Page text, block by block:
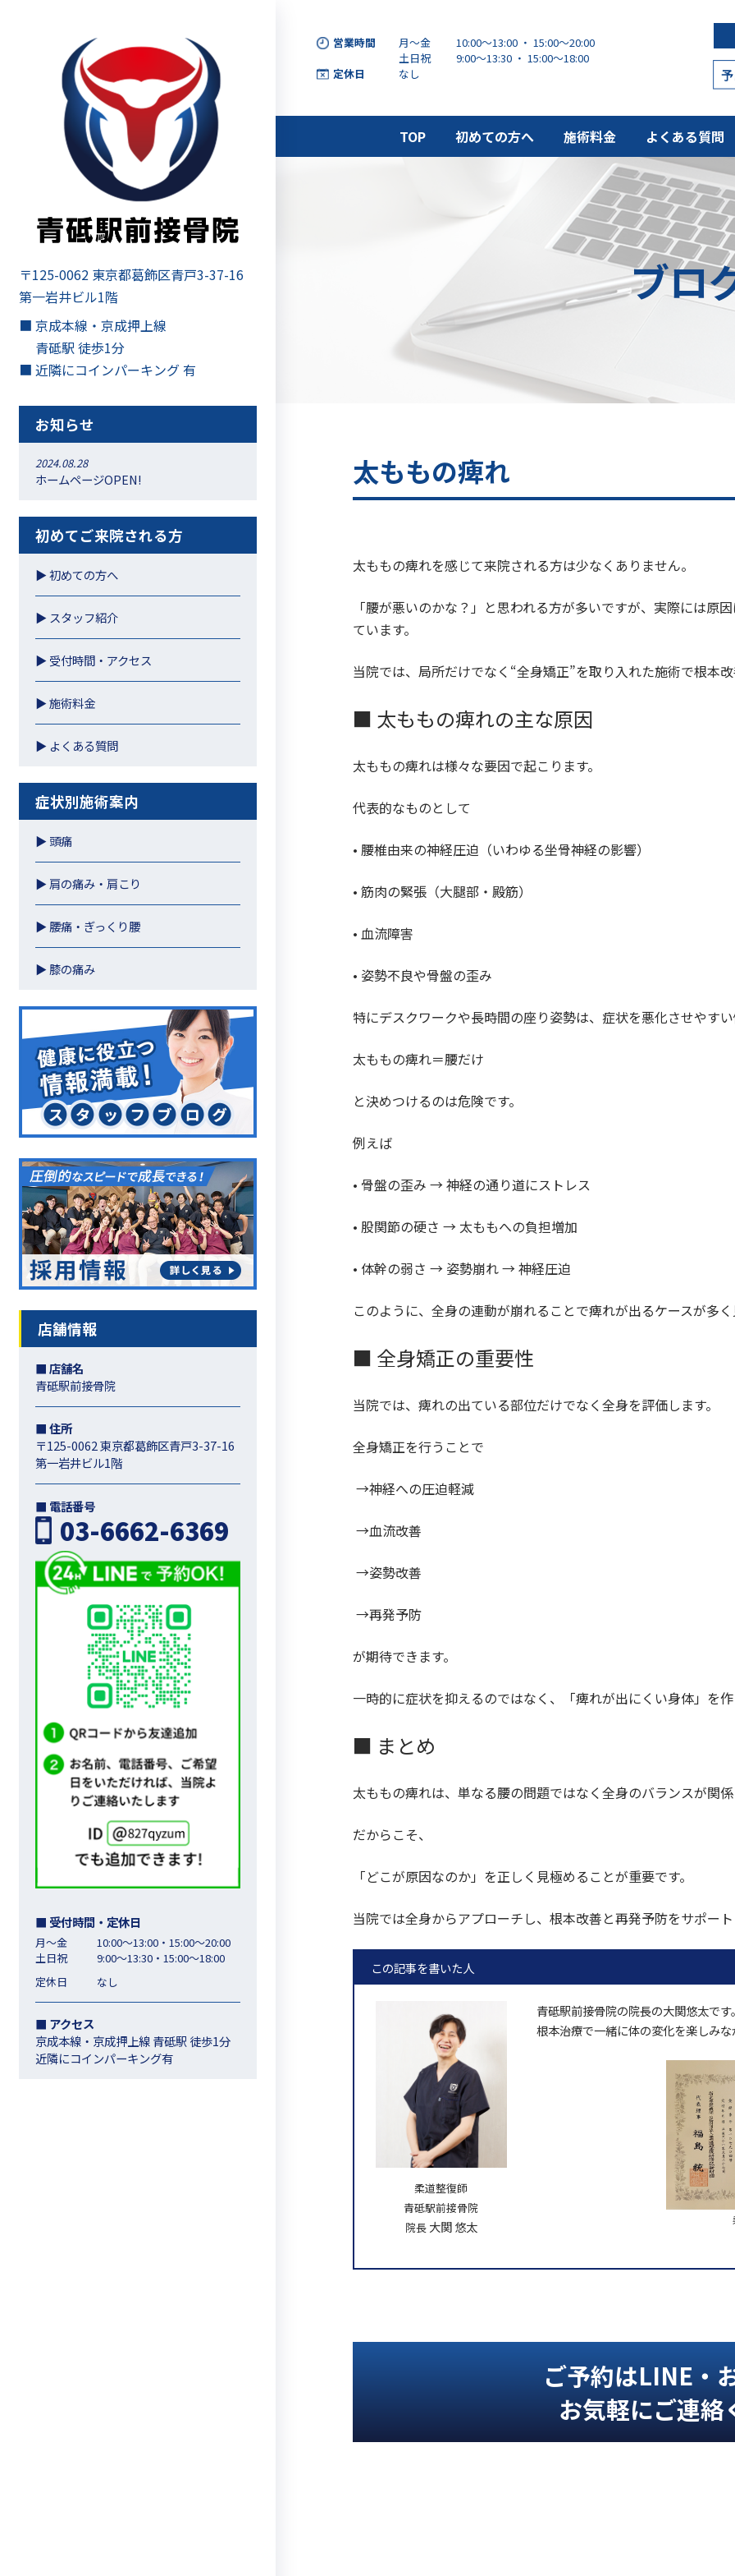
営業時間 月～金
10:00～13:00 ・ 15:00〜20:00
土日祝
9:00～13:30 ・ 15:00〜18:00
定休日
なし
TOP 初めての方へ 施術料金 よくある質問
ブロ
太ももの痺れ
太ももの痺れを感じて来院される方は少なくありません。
「腰が悪いのかな？」と思われる方が多いですが、実際には原
ています。
当院では、局所だけでなく“全身矯正”を取り入れた施術で根本改
■ 太ももの痺れの主な原因
太ももの痺れは様々な要因で起こります。
代表的なものとして
• 腰椎由来の神経圧迫（いわゆる坐骨神経の影響）
• 筋肉の緊張（大腿部・殿筋）
• 血流障害
• 姿勢不良や骨盤の歪み
特にデスクワークや長時間の座り姿勢は、症状を悪化させやすい
太ももの痺れ＝腰だけ
と決めつけるのは危険です。
例えば
• 骨盤の歪み → 神経の通り道にストレス
• 股関節の硬さ → 太ももへの負担増加
• 体幹の弱さ → 姿勢崩れ → 神経圧迫
このように、全身の連動が崩れることで痺れが出るケースが多く
■ 全身矯正の重要性
当院では、痺れの出ている部位だけでなく全身を評価します。
全身矯正を行うことで
→神経への圧迫軽減
→血流改善
→姿勢改善
→再発予防
が期待できます。
一時的に症状を抑えるのではなく、「痺れが出にくい身体」を作
■ まとめ
太ももの痺れは、単なる腰の問題ではなく全身のバランスが関係
だからこそ、
「どこが原因なのか」を正しく見極めることが重要です。
当院では全身からアプローチし、根本改善と再発予防をサポート
この記事を書いた人
柔道整復師
青砥駅前接骨院
院長大関 悠太
青砥駅前接骨院の院長の大関悠太です。
根本治療で一緒に体の変化を楽しみ
ご予約はLINE・
お気軽にご連絡
〒125-0062 東京都葛飾区青戸3-37-16
第一岩井ビル1階
■ 京成本線・京成押上線
青砥駅 徒歩1分
■ 近隣にコインパーキング 有
お知らせ
2024.08.28
ホームページOPEN!
初めてご来院される方
▶︎ 初めての方へ
▶︎ スタッフ紹介
▶︎ 受付時間・アクセス
▶︎ 施術料金
▶︎ よくある質問
症状別施術案内
▶︎ 頭痛
▶︎ 肩の痛み・肩こり
▶︎ 腰痛・ぎっくり腰
▶︎ 膝の痛み
店舗情報
■ 店舗名
青砥駅前接骨院
■ 住所
〒125-0062 東京都葛飾区青戸3-37-16
第一岩井ビル1階
■ 電話番号
03-6662-6369
■ 受付時間・定休日
月～金
10:00～13:00・15:00〜20:00
土日祝
9:00～13:30・15:00〜18:00
定休日
なし
■ アクセス
京成本線・京成押上線 青砥駅 徒歩1分
近隣にコインパーキング有